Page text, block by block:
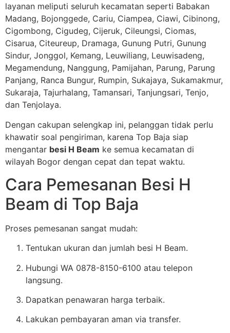
layanan meliputi seluruh kecamatan seperti Babakan
Madang, Bojonggede, Cariu, Ciampea, Ciawi, Cibinong,
Cigombong, Cigudeg, Cijeruk, Cileungsi, Ciomas,
Cisarua, Citeureup, Dramaga, Gunung Putri, Gunung
Sindur, Jonggol, Kemang, Leuwiliang, Leuwisadeng,
Megamendung, Nanggung, Pamijahan, Parung, Parung
Panjang, Ranca Bungur, Rumpin, Sukajaya, Sukamakmur,
Sukaraja, Tajurhalang, Tamansari, Tanjungsari, Tenjo,
dan Tenjolaya.
Dengan cakupan selengkap ini, pelanggan tidak perlu
khawatir soal pengiriman, karena Top Baja siap
mengantar besi H Beam ke semua kecamatan di
wilayah Bogor dengan cepat dan tepat waktu.
Cara Pemesanan Besi H
Beam di Top Baja
Proses pemesanan sangat mudah:
Tentukan ukuran dan jumlah besi H Beam.
Hubungi WA 0878-8150-6100 atau telepon
langsung.
Dapatkan penawaran harga terbaik.
Lakukan pembayaran aman via transfer.